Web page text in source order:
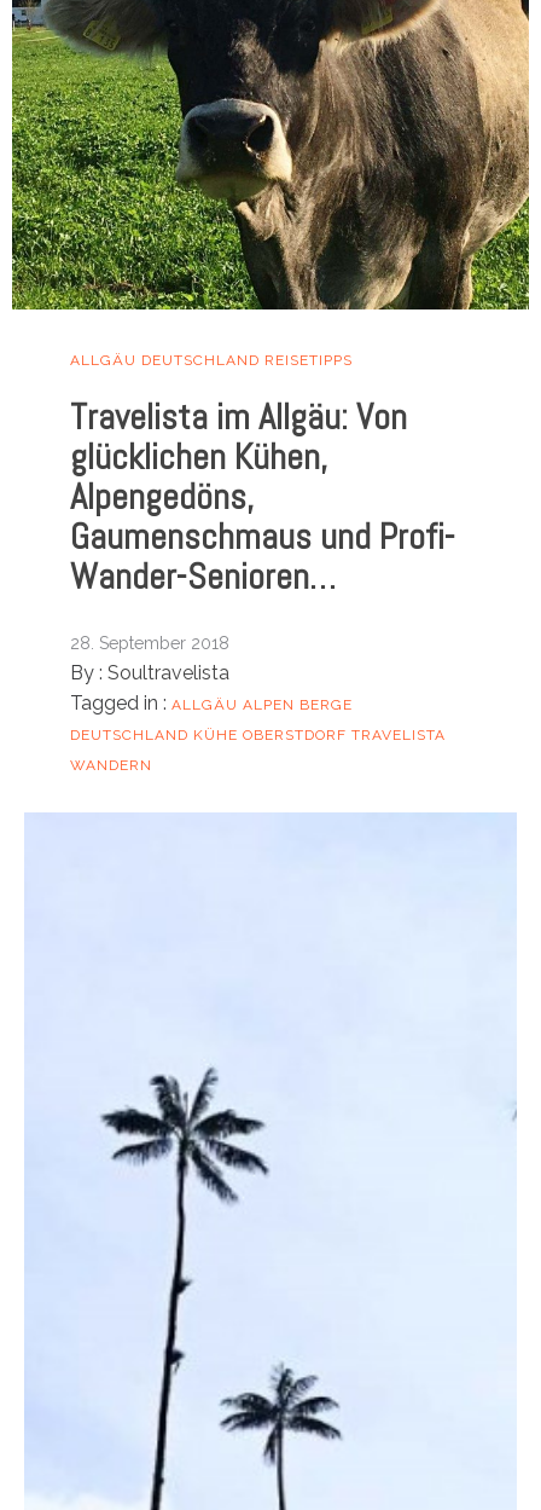
ALLGÄU DEUTSCHLAND REISETIPPS
Travelista im Allgäu: Von
glücklichen Kühen,
Alpengedöns,
Gaumenschmaus und Profi-
Wander-Senioren…
28. September 2018
By : Soultravelista
Tagged in : ALLGÄU ALPEN BERGE
DEUTSCHLAND KÜHE OBERSTDORF TRAVELISTA
WANDERN